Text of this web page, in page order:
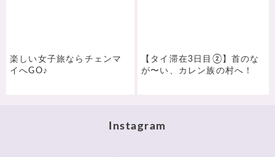
楽しい女子旅ならチェンマ
イへGO♪
【タイ滞在3日目②】首のな
が〜い、カレン族の村へ！
Instagram